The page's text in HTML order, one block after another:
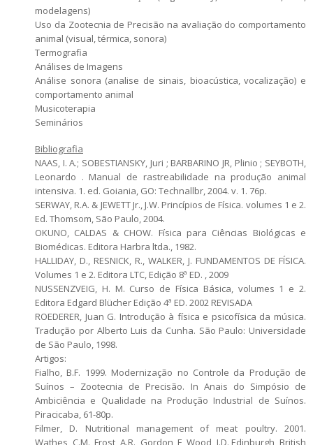
modelagens)
Uso da Zootecnia de Precisão na avaliação do comportamento
animal (visual, térmica, sonora)
Termografia
Análises de Imagens
Análise sonora (analise de sinais, bioacústica, vocalização) e
comportamento animal
Musicoterapia
Seminários
Bibliografia
NAAS, I. A.; SOBESTIANSKY, Juri ; BARBARINO JR, Plinio ; SEYBOTH,
Leonardo . Manual de rastreabilidade na produção animal
intensiva. 1. ed. Goiania, GO: Technallbr, 2004. v. 1. 76p.
SERWAY, R.A. & JEWETT Jr., J.W. Princípios de Física. volumes 1 e 2.
Ed. Thomsom, São Paulo, 2004.
OKUNO, CALDAS & CHOW. Física para Ciências Biológicas e
Biomédicas. Editora Harbra ltda., 1982.
HALLIDAY, D., RESNICK, R., WALKER, J. FUNDAMENTOS DE FÍSICA.
Volumes 1 e 2. Editora LTC, Edição 8ª ED. , 2009
NUSSENZVEIG, H. M. Curso de Física Básica, volumes 1 e 2.
Editora Edgard Blücher Edição 4ª ED. 2002 REVISADA
ROEDERER, Juan G. Introdução à física e psicofísica da música.
Tradução por Alberto Luis da Cunha. São Paulo: Universidade
de São Paulo, 1998.
Artigos:
Fialho, B.F. 1999. Modernização no Controle da Produção de
Suínos – Zootecnia de Precisão. In Anais do Simpósio de
Ambiciência e Qualidade na Produção Industrial de Suínos.
Piracicaba, 61-80p.
Filmer, D. Nutritional management of meat poultry. 2001.
Wathes, C.M., Frost, A.R., Gordon, F, Wood, J.D. Edinburgh, British